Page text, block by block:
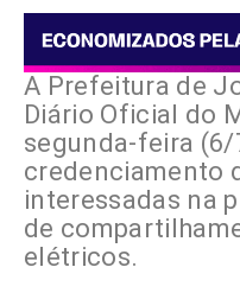
A Prefeitura de
Diário Oficial do
segunda-feira
credenciamento
interessadas na
de
elétricos.